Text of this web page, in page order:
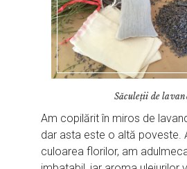
Săculeții de
Am copilărit în miros de
dar asta este o altă poveste.
culoarea florilor, am